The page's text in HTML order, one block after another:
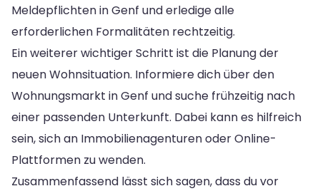
Meldepflichten in Genf und erledige alle
erforderlichen Formalitäten rechtzeitig.
Ein weiterer wichtiger Schritt ist die Planung der
neuen Wohnsituation. Informiere dich über den
Wohnungsmarkt in Genf und suche frühzeitig nach
einer passenden Unterkunft. Dabei kann es hilfreich
sein, sich an Immobilienagenturen oder Online-
Plattformen zu wenden.
Zusammenfassend lässt sich sagen, dass du vor